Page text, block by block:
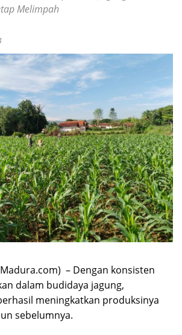
Melimpah
– Dengan konsisten
dalam budidaya jagung,
meningkatkan produksinya
sebelumnya.